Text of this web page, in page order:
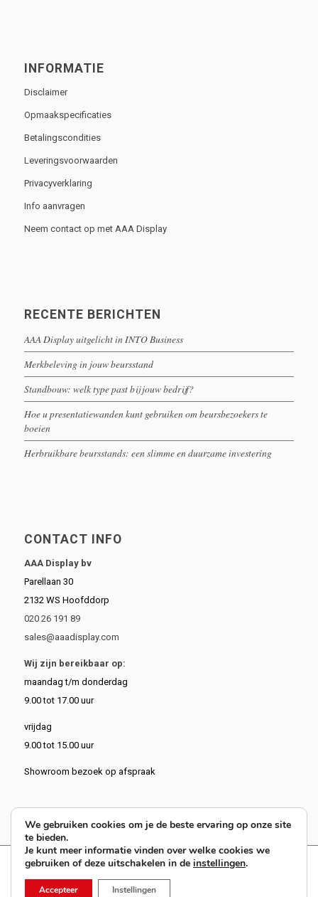
INFORMATIE
Disclaimer
Opmaakspecificaties
Betalingscondities
Leveringsvoorwaarden
Privacyverklaring
Info aanvragen
Neem contact op met AAA Display
RECENTE BERICHTEN
AAA Display uitgelicht in INTO Business
Merkbeleving in jouw beursstand
Standbouw: welk type past bij jouw bedrijf?
Hoe u presentatiewanden kunt gebruiken om beursbezoekers te
boeien
Herbruikbare beursstands: een slimme en duurzame investering
CONTACT INFO
AAA Display bv
Parellaan 30
2132 WS Hoofddorp
020 26 191 89
sales@aaadisplay.com
Wij zijn bereikbaar op:
maandag t/m donderdag
9.00 tot 17.00 uur
vrijdag
9.00 tot 15.00 uur
Showroom bezoek op afspraak
9.4 62 reviews
© Copyright 2026 AAA Display. All Rights Reserved.
We gebruiken cookies om je de beste ervaring op onze site
te bieden.
Je kunt meer informatie vinden over welke cookies we
gebruiken of deze uitschakelen in de instellingen.
Accepteer Instellingen